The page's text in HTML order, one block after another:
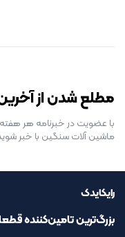
مطلع شدن از
با عضویت در خبرنامه هر هفته
ماشین آلات سنگین با خبر
رایکایدک
بزرگ‌ترین تامین‌کننده